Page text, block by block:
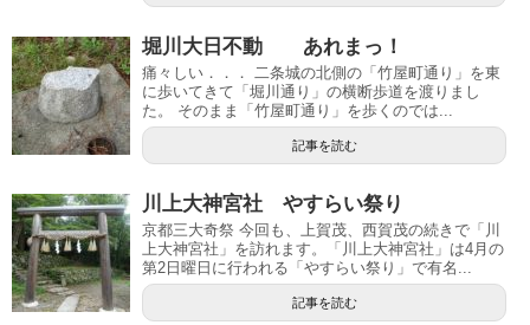
堀川大日不動 あれまっ！
痛々しい．．． 二条城の北側の「竹屋町通り」を東
に歩いてきて「堀川通り」の横断歩道を渡りまし
た。 そのまま「竹屋町通り」を歩くのでは...
記事を読む
川上大神宮社 やすらい祭り
京都三大奇祭 今回も、上賀茂、西賀茂の続きで「川
上大神宮社」を訪れます。「川上大神宮社」は4月の
第2日曜日に行われる「やすらい祭り」で有名...
記事を読む